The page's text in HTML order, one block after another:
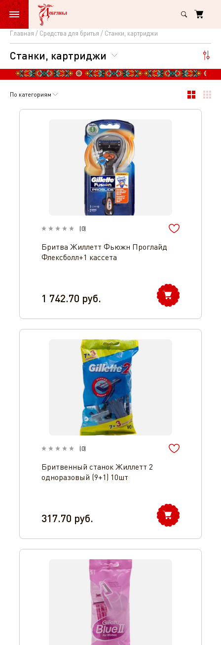
Главная Средства для бритья Станки, картриджи
Станки,
картриджи
Станки, картриджи
По категориям
(0)
Бритва Жиллетт Фьюжн Проглайд
Флексболл+1 кассета
1 742.70 руб.
(0)
Бритвенный станок Жиллетт 2
одноразовый (9+1) 10шт
317.70 руб.